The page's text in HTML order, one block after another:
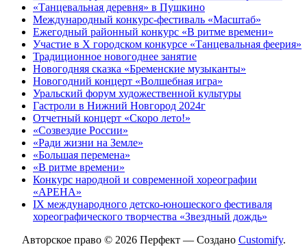
«Танцевальная деревня» в Пушкино
Международный конкурс-фестиваль «Масштаб»
Ежегодный районный конкурс «В ритме времени»
Участие в X городском конкурсе «Танцевальная феерия»
Традиционное новогоднее занятие
Новогодняя сказка «Бременские музыканты»
Новогодний концерт «Волшебная игра»
Уральский форум художественной культуры
Гастроли в Нижний Новгород 2024г
Отчетный концерт «Скоро лето!»
«Созвездие России»
«Ради жизни на Земле»
«Большая перемена»
«В ритме времени»
Конкурс народной и современной хореографии
«АРЕНА»
IX международного детско-юношеского фестиваля
хореографического творчества «Звездный дождь»
Авторское право © 2026 Перфект — Создано Customify.